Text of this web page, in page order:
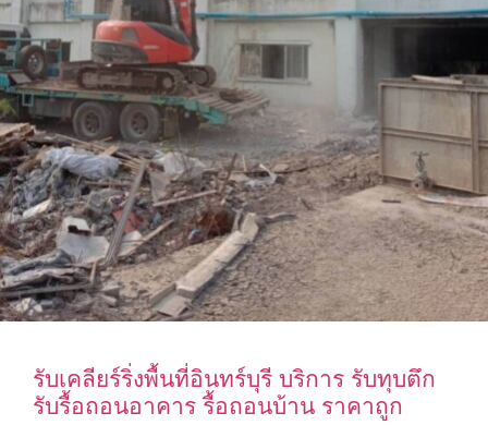
รับเคลียร์ริ่งพื้นที่อินทร์บุรี บริการ รับทุบตึก
รับรื้อถอนอาคาร รื้อถอนบ้าน ราคาถูก